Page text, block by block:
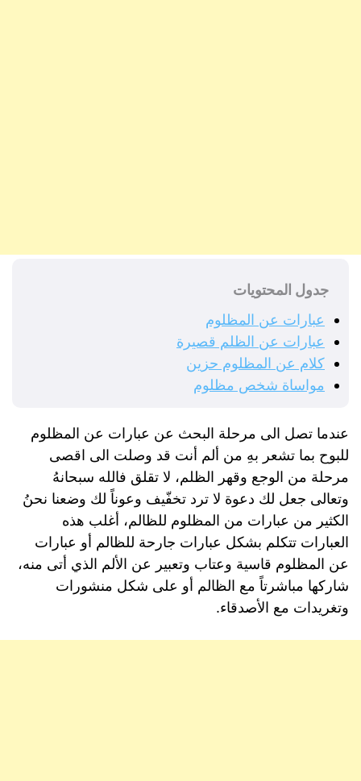
جدول المحتويات
عبارات عن المظلوم
عبارات عن الظلم قصيرة
كلام عن المظلوم حزين
مواساة شخص مظلوم
عندما تصل الى مرحلة البحث عن عبارات عن المظلوم
للبوح بما تشعر بهِ من ألم أنت قد وصلت الى اقصى
مرحلة من الوجع وقهر الظلم، لا تقلق فالله سبحانهُ
وتعالى جعل لك دعوة لا ترد تخفّيف وعوناً لك وضعنا نحنُ
الكثير من عبارات من المظلوم للظالم، أغلب هذه
العبارات تتكلم بشكل عبارات جارحة للظالم أو عبارات
عن المظلوم قاسية وعتاب وتعبير عن الألم الذي أتى منه،
شاركها مباشرتاً مع الظالم أو على شكل منشورات
وتغريدات مع الأصدقاء.